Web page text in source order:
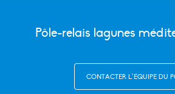
Pôle-relais lagunes
CONTACTER L’ÉQUIPE DU